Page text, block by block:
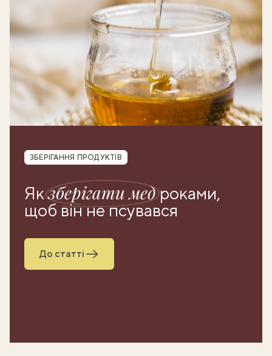
Рубрика
ЗБЕРІГАННЯ ПРОДУКТІВ
Якзберігати медроками,
щоб він не псувався
До статті